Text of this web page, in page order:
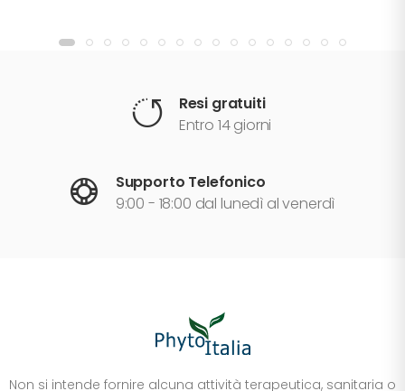
Resi gratuiti
Entro 14 giorni
Supporto Telefonico
9:00 - 18:00 dal lunedì al venerdì
Non si intende fornire alcuna attività terapeutica, sanitaria o